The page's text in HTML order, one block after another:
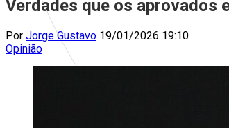
Verdades que os aprovados
Por Jorge Gustavo 19/01/2026 19:10
Opinião